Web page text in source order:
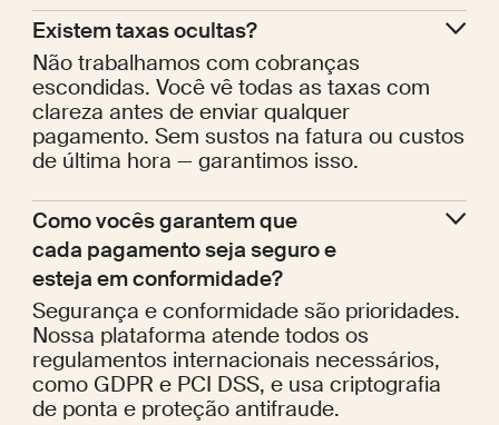
Existem taxas ocultas?
Não trabalhamos com cobranças
escondidas. Você vê todas as taxas com
clareza antes de enviar qualquer
pagamento. Sem sustos na fatura ou custos
de última hora — garantimos isso.
Como vocês garantem que
cada pagamento seja seguro e
esteja em conformidade?
Segurança e conformidade são prioridades.
Nossa plataforma atende todos os
regulamentos internacionais necessários,
como GDPR e PCI DSS, e usa criptografia
de ponta e proteção antifraude.